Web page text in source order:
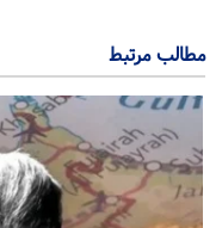
مطالب مرتبط